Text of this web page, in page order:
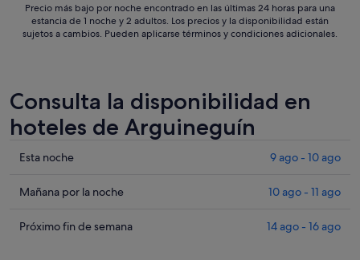
Precio más bajo por noche encontrado en las últimas 24 horas para una
estancia de 1 noche y 2 adultos. Los precios y la disponibilidad están
sujetos a cambios. Pueden aplicarse términos y condiciones adicionales.
Consulta la disponibilidad en
hoteles de Arguineguín
Comprueba
precios
Arguineguín
Esta noche 9 ago - 10 ago
Comprueba
precios
Mañana por la noche 10 ago - 11 ago
Comprueba
Próximo fin de semana 14 ago - 16 ago